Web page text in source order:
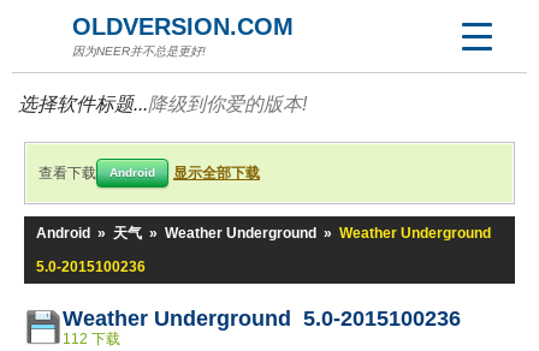
OLDVERSION.COM
因为NEER并不总是更好!
选择软件标题...降级到你爱的版本!
查看下载 Android 显示全部下载
Android » 天气 » Weather Underground » Weather Underground
5.0-2015100236
Weather Underground 5.0-2015100236
112 下载